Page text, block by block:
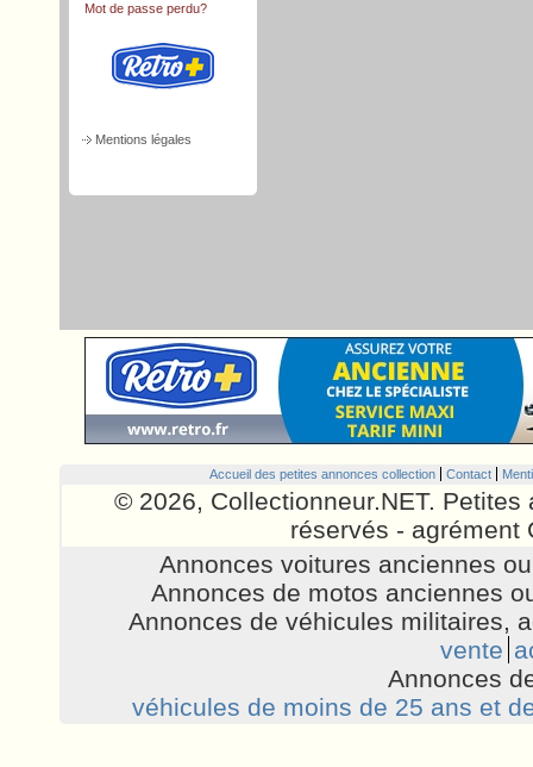
Mot de passe perdu?
Mentions légales
Accueil des petites annonces collection Contact
© 2026, Collectionneur.NET.
réservés - agrément
Annonces voitures anciennes
Annonces de motos anciennes
Annonces de véhicules militaires,
vente
Annonces
véhicules de moins de 25 ans et